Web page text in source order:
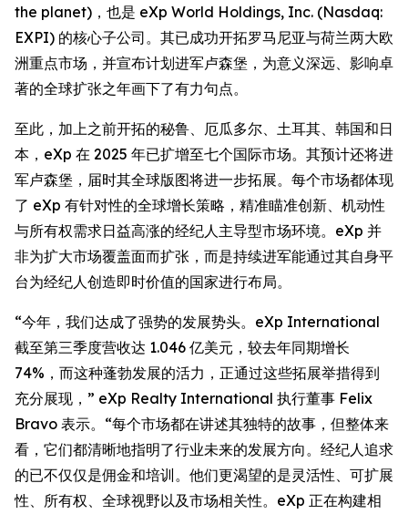
the planet)，也是 eXp World Holdings, Inc. (Nasdaq:
EXPI) 的核心子公司。其已成功开拓罗马尼亚与荷兰两大欧
洲重点市场，并宣布计划进军卢森堡，为意义深远、影响卓
著的全球扩张之年画下了有力句点。
至此，加上之前开拓的秘鲁、厄瓜多尔、土耳其、韩国和日
本，eXp 在 2025 年已扩增至七个国际市场。其预计还将进
军卢森堡，届时其全球版图将进一步拓展。每个市场都体现
了 eXp 有针对性的全球增长策略，精准瞄准创新、机动性
与所有权需求日益高涨的经纪人主导型市场环境。eXp 并
非为扩大市场覆盖面而扩张，而是持续进军能通过其自身平
台为经纪人创造即时价值的国家进行布局。
“今年，我们达成了强势的发展势头。eXp International
截至第三季度营收达 1.046 亿美元，较去年同期增长
74%，而这种蓬勃发展的活力，正通过这些拓展举措得到
充分展现，” eXp Realty International 执行董事 Felix
Bravo 表示。“每个市场都在讲述其独特的故事，但整体来
看，它们都清晰地指明了行业未来的发展方向。经纪人追求
的已不仅仅是佣金和培训。他们更渴望的是灵活性、可扩展
性、所有权、全球视野以及市场相关性。eXp 正在构建相